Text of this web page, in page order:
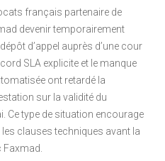
français partenaire de
devenir temporairement
d’appel auprès d’une cour
SLA explicite et le manque
ont retardé la
sur la validité du
Ce type de situation encourage
clauses techniques avant la